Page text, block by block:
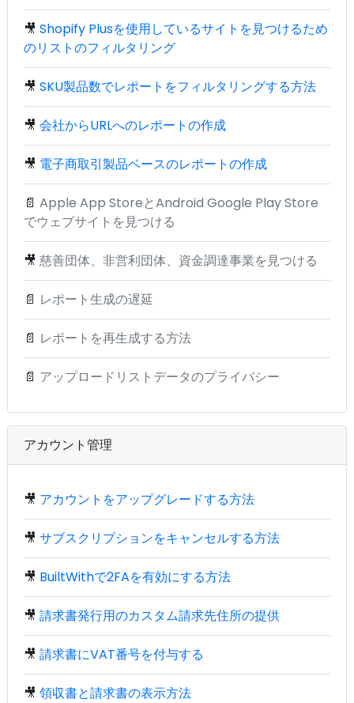
🎥 Shopify Plusを使用しているサイトを見つけるため
のリストのフィルタリング
🎥 SKU製品数でレポートをフィルタリングする方法
🎥 会社からURLへのレポートの作成
🎥 電子商取引製品ベースのレポートの作成
📄 Apple App StoreとAndroid Google Play Store
でウェブサイトを見つける
🎥 慈善団体、非営利団体、資金調達事業を見つける
📄 レポート生成の遅延
📄 レポートを再生成する方法
📄 アップロードリストデータのプライバシー
アカウント管理
🎥 アカウントをアップグレードする方法
🎥 サブスクリプションをキャンセルする方法
🎥 BuiltWithで2FAを有効にする方法
🎥 請求書発行用のカスタム請求先住所の提供
🎥 請求書にVAT番号を付与する
🎥 領収書と請求書の表示方法